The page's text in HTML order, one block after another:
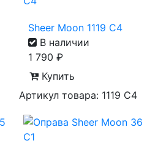
Sheer Moon 1119 C4
В наличии
1 790 ₽
Купить
Артикул товара: 1119 С4